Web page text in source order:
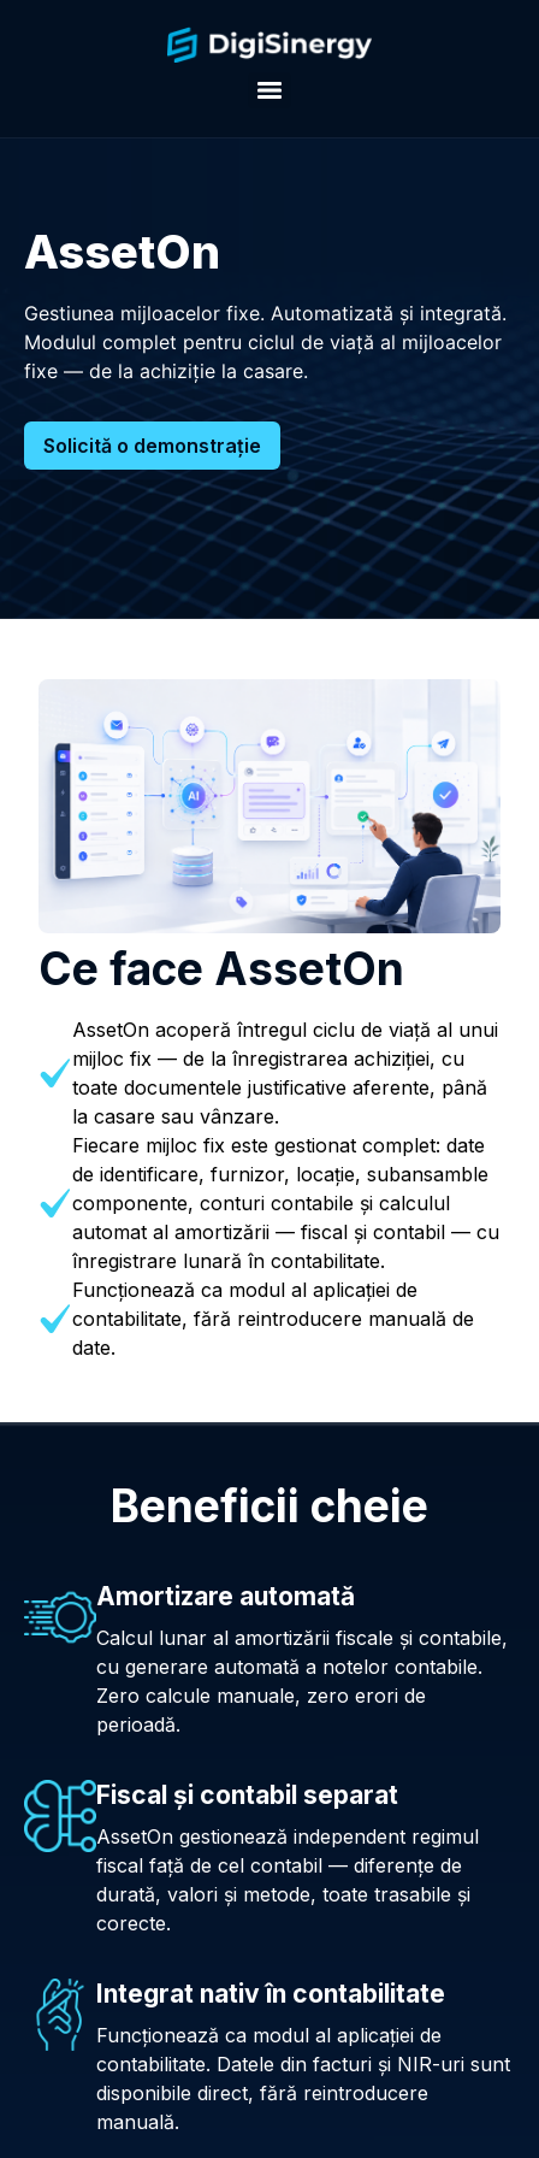
AssetOn
Gestiunea mijloacelor fixe. Automatizată și integrată.
Modulul complet pentru ciclul de viață al mijloacelor
fixe — de la achiziție la casare.
Solicită o demonstrație
Ce face AssetOn
AssetOn acoperă întregul ciclu de viață al unui
mijloc fix — de la înregistrarea achiziției, cu
toate documentele justificative aferente, până
la casare sau vânzare.
Fiecare mijloc fix este gestionat complet: date
de identificare, furnizor, locație, subansamble
componente, conturi contabile și calculul
automat al amortizării — fiscal și contabil — cu
înregistrare lunară în contabilitate.
Funcționează ca modul al aplicației de
contabilitate, fără reintroducere manuală de
date.
Beneficii cheie
Amortizare automată
Calcul lunar al amortizării fiscale și contabile,
cu generare automată a notelor contabile.
Zero calcule manuale, zero erori de
perioadă.
Fiscal și contabil separat
AssetOn gestionează independent regimul
fiscal față de cel contabil — diferențe de
durată, valori și metode, toate trasabile și
corecte.
Integrat nativ în contabilitate
Funcționează ca modul al aplicației de
contabilitate. Datele din facturi și NIR-uri sunt
disponibile direct, fără reintroducere
manuală.